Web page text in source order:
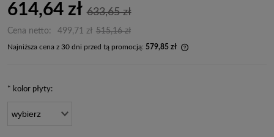
614,64 zł 633,65 zł
Cena netto: 499,71 zł 515,16 zł
Najniższa cena z 30 dni przed tą promocją: 579,85 zł
* kolor płyty: